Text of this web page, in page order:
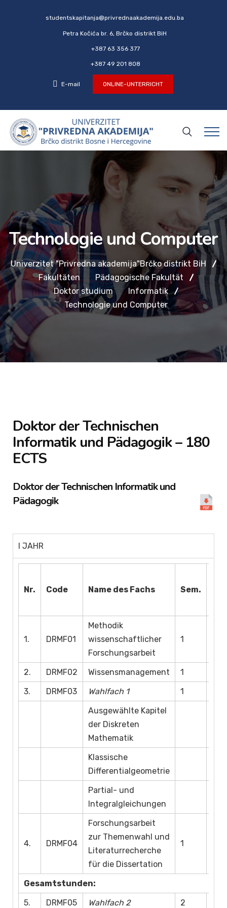
studentskapitanja@privrednaakademija.edu.ba
Petra Kočića br. 6, Brčko distrikt BiH
+387 63 356 377
+387 49 201 808
E-mail ONLINE-UNTERRICHT
Technologie und Computer
Univerzitet "Privredna akademija"Brčko distrikt BiH
Fakultäten
Pädagogische Fakultät
Doktor studium
Informatik
Technologie und Computer
Doktor der Technischen
Informatik und Pädagogik – 180
ECTS
Doktor der Technischen Informatik und
Pädagogik
I JAHR
Nr. Code Name des Fachs Sem.
1. DRMF01
Methodik
wissenschaftlicher
Forschungsarbeit
1
2. DRMF02 Wissensmanagement
1
3.
DRMF03 Wahlfach 1
1
Ausgewählte Kapitel
der Diskreten
Mathematik
Klassische
Differentialgeometrie
Partial- und
Integralgleichungen
4. DRMF04
Forschungsarbeit
zur Themenwahl und
Literaturrecherche
für die Dissertation
1
Gesamtstunden:
5.
DRMF05 Wahlfach 2 2